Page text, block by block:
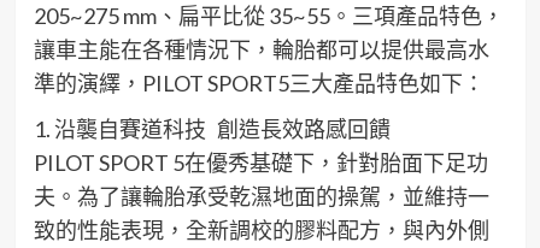
205~275mm、扁平比從 35~55。 三項產品特色，
讓車主能在各種情況下，輪胎都可以提供最高水
準的演繹， PILOT SPORT5三大產品特色如下 ：
1.沿襲自賽道科技 創造長效路感回饋
PILOT SPORT 5在優秀基礎下 ， 針對胎面下足功
夫 。 為了讓輪胎承受乾濕地面的操駕 ， 並維持一
致的性能表現， 全新調校的膠料配方 ， 與內外側